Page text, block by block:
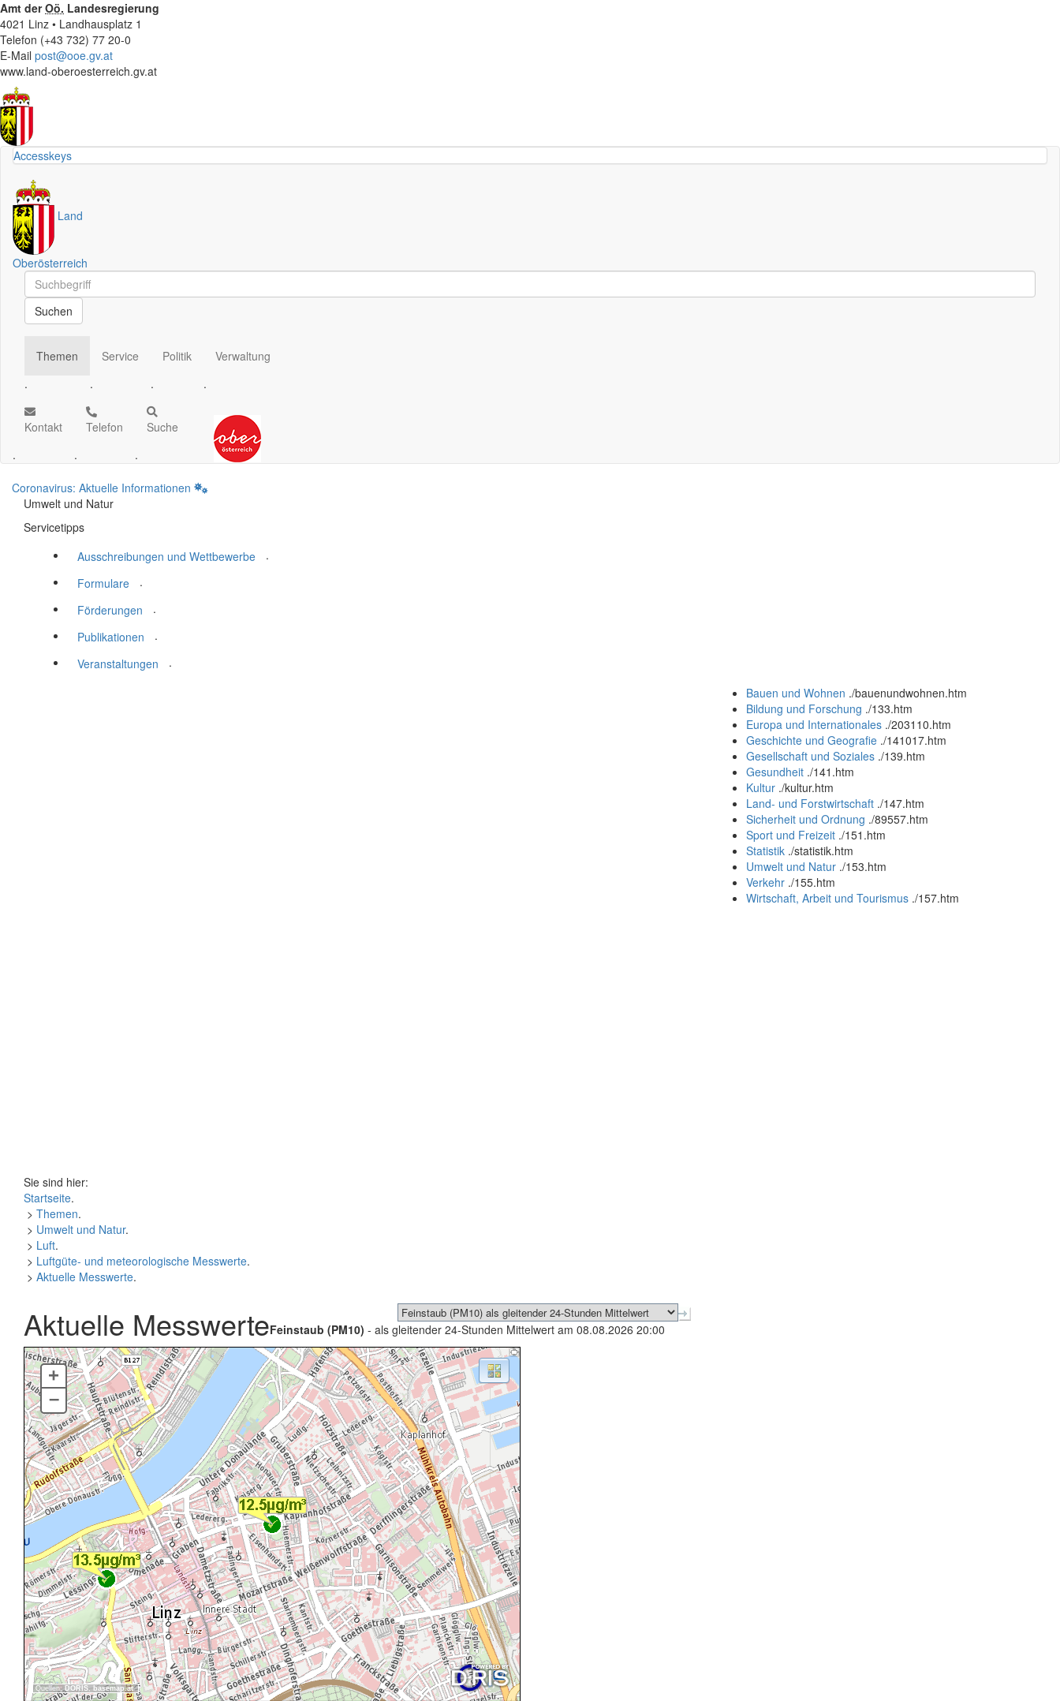
Amt derOö. Landesregierung
4021 Linz • Landhausplatz 1
Telefon (+43 732) 77 20-0
E-Mail post@ooe.gv.at
www.land-oberoesterreich.gv.at
Accesskeys
Land
Oberösterreich
Schnellsuche
Schnellsuche
Suchen
Themen
.
Service
.
Politik
.
Verwaltung
.
Kontakt
.
Telefon
.
Suche
.
Coronavirus: Aktuelle Informationen
Umwelt und Natur
Servicetipps
Ausschreibungen und Wettbewerbe
.
Formulare
.
Förderungen
.
Publikationen
.
Veranstaltungen
.
Bauen und Wohnen ./bauenundwohnen.htm
Bildung und Forschung ./133.htm
Europa und Internationales ./203110.htm
Geschichte und Geografie ./141017.htm
Gesellschaft und Soziales ./139.htm
Gesundheit ./141.htm
Kultur ./kultur.htm
Land- und Forstwirtschaft ./147.htm
Sicherheit und Ordnung ./89557.htm
Sport und Freizeit ./151.htm
Statistik ./statistik.htm
Umwelt und Natur ./153.htm
Verkehr ./155.htm
Wirtschaft, Arbeit und Tourismus ./157.htm
Sie sind hier:
Startseite.
> Themen.
> Umwelt und Natur.
> Luft.
> Luftgüte- und meteorologische Messwerte.
> Aktuelle Messwerte.
Aktuelle MesswerteFeinstaub (PM10) - als gleitender 24-Stunden Mittelwert am 08.08.2026 20:00
Quellen:DORIS, basemap.at
+
–